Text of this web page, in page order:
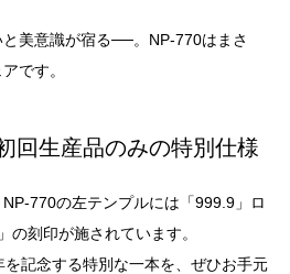
美意識が宿る──。NP-770はまさ
です。
回生産品のみの特別仕様
770の左テンプルには「999.9」ロ
の刻印が施されています。
記念する特別な一本を、ぜひお手元